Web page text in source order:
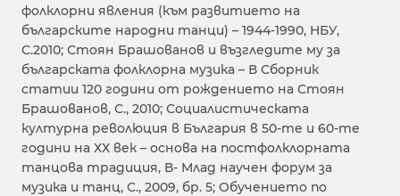
фолклорни явления (към развитието на
българските народни танци) – 1944-1990, НБУ,
С.2010; Стоян Брашованов и възгледите му за
българската фолклорна музика – В Сборник
статии 120 години от рождението на Стоян
Брашованов, С., 2010; Социалистическата
културна революция в България в 50-те и 60-те
години на ХХ век – основа на постфолклорната
танцова традиция, В- Млад научен форум за
музика и танц, С., 2009, бр. 5; Обучението по